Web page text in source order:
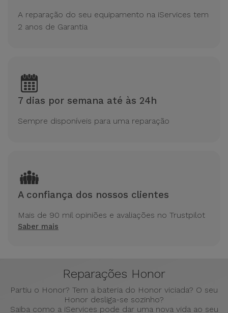
A reparação do seu equipamento na iServices tem
2 anos de Garantia
7 dias por semana até às 24h
Sempre disponíveis para uma reparação
A confiança dos nossos clientes
Mais de 90 mil opiniões e avaliações no Trustpilot
Saber mais
Reparações Honor
Partiu o Honor? Tem a bateria do Honor viciada? O seu
Honor desliga-se sozinho?
Saiba como a iServices pode dar uma nova vida ao seu